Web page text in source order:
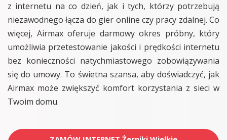
z internetu na co dzień, jak i tych, którzy potrzebują
niezawodnego łącza do gier online czy pracy zdalnej. Co
więcej, Airmax oferuje darmowy okres próbny, który
umożliwia przetestowanie jakości i prędkości internetu
bez konieczności natychmiastowego zobowiązywania
się do umowy. To świetna szansa, aby doświadczyć, jak
Airmax może zwiększyć komfort korzystania z sieci w
Twoim domu.